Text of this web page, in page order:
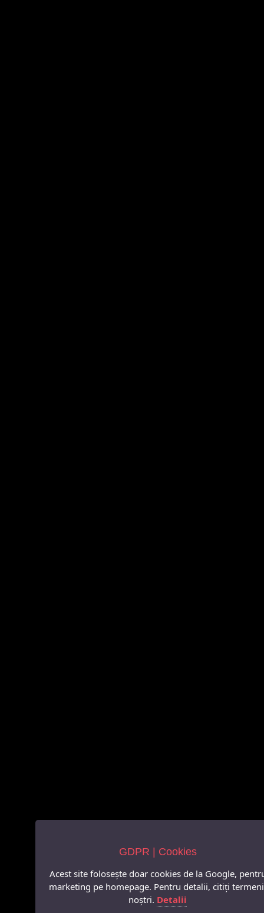
GDPR | Cookies
Acest site folosește doar cookies de la Google,
marketing pe homepage. Pentru detalii, citiți
noștri. Detalii